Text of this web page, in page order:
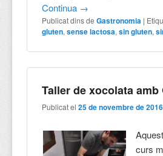
Continua →
Publicat dins de Gastronomia |
gluten,sense lactosa,sin gluten,
Taller de xocolata
Publicat el25 de novembre de 2016
curs